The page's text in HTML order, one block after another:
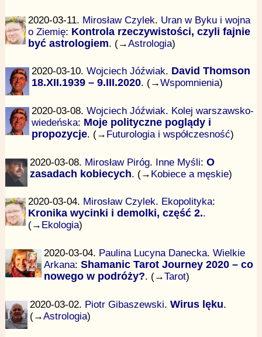
2020-03-11. Mirosław Czylek. Uran w Byku i wojna
o Ziemię: Kontrola rzeczywistości, czyli fajnie
być astrologiem. (→Astrologia)
2020-03-10. Wojciech Jóźwiak. David Thomson
18.XII.1939 – 9.III.2020. (→Wspomnienia)
2020-03-08. Wojciech Jóźwiak. Kolej warszawsko-
wiedeńska: Moje polityczne poglądy i
propozycje. (→ Futurologia i współczesność)
2020-03-08. Mirosław Piróg. Inne Myśli: O
zasadach kobiecych. (→ Kobiece a męskie)
2020-03-04. Mirosław Czylek. Ekopolityka:
Kronika wycinki i demolki, część 2..
(→ Ekologia)
2020-03-04. Paulina Lucyna Danecka.Wielkie
Arkana:Shamanic Tarot Journey 2020 – co
nowego w podróży?. (→Tarot)
2020-03-02. Piotr Gibaszewski. Wirus lęku.
(→Astrologia)